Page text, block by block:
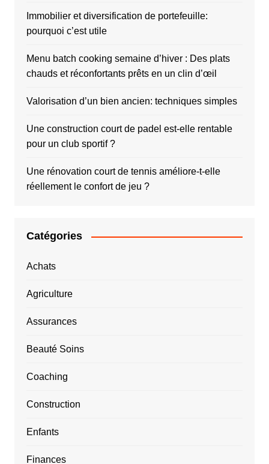
Immobilier et diversification de portefeuille:
pourquoi c’est utile
Menu batch cooking semaine d’hiver : Des plats
chauds et réconfortants prêts en un clin d’œil
Valorisation d’un bien ancien: techniques simples
Une construction court de padel est-elle rentable
pour un club sportif ?
Une rénovation court de tennis améliore-t-elle
réellement le confort de jeu ?
Catégories
Achats
Agriculture
Assurances
Beauté Soins
Coaching
Construction
Enfants
Finances